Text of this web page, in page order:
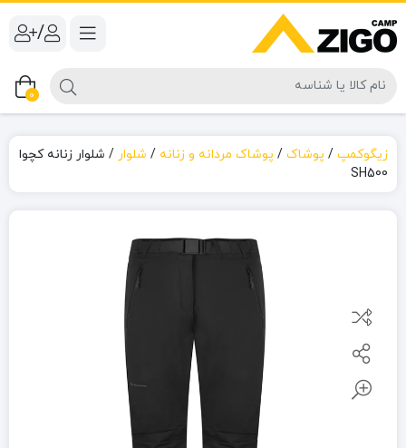
/
0
زیگوکمپ / پوشاک / پوشاک مردانه و زنانه / شلوار / شلوار زنانه کچوا
SH500